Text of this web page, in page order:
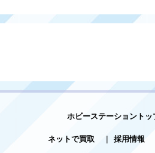
ホビーステーショントッ
ネットで買取
| 採用情報